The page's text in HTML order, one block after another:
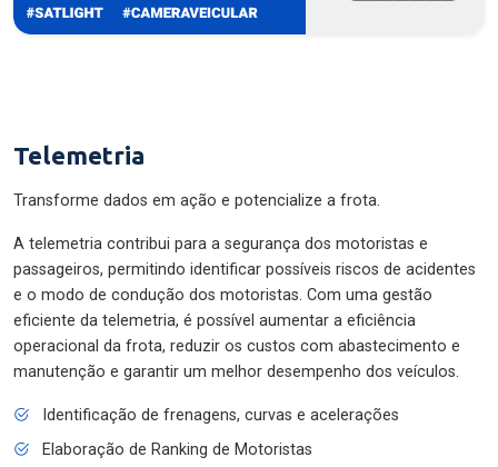
Telemetria
Transforme dados em ação e potencialize a frota.
A telemetria contribui para a segurança dos motoristas e
passageiros, permitindo identificar possíveis riscos de acidentes
e o modo de condução dos motoristas. Com uma gestão
eficiente da telemetria, é possível aumentar a eficiência
operacional da frota, reduzir os custos com abastecimento e
manutenção e garantir um melhor desempenho dos veículos.
Identificação de frenagens, curvas e acelerações
Elaboração de Ranking de Motoristas